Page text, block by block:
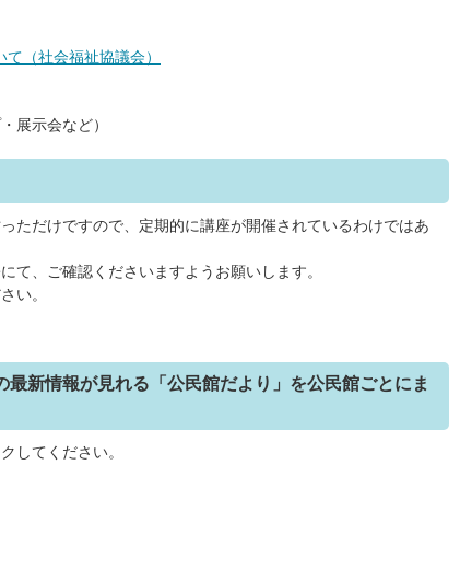
（社会福祉協議会）
展示会など）
ただけですので、定期的に講座が開催されているわけではあ
て、ご確認くださいますようお願いします。
い。
新情報が見れる「公民館だより」を公民館ごとにま
してください。